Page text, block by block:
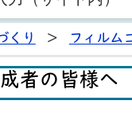
くり > フィルム
者の皆様へ